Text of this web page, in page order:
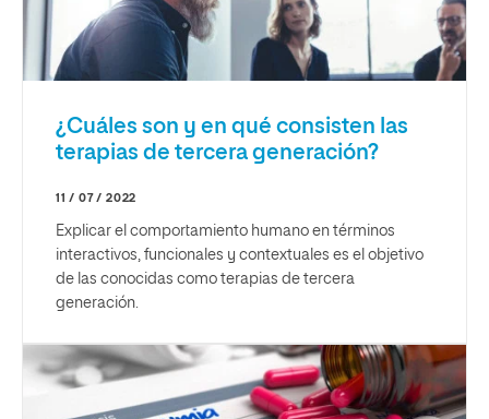
¿Cuáles son y en qué consisten las
terapias de tercera generación?
11 / 07 / 2022
Explicar el comportamiento humano en términos
interactivos, funcionales y contextuales es el objetivo
de las conocidas como terapias de tercera
generación.